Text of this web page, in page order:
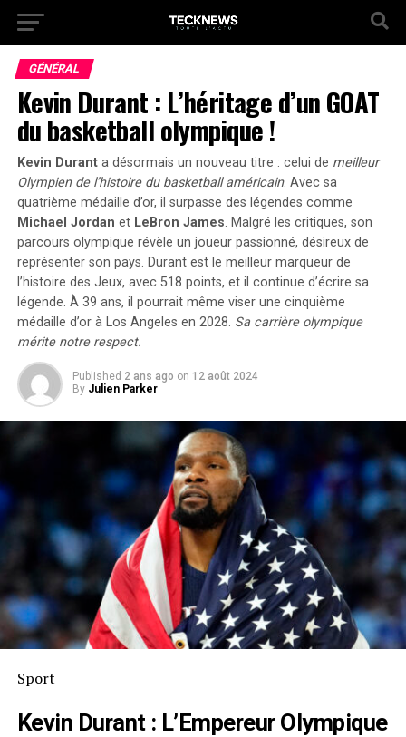
GÉNÉRAL
Kevin Durant : L’héritage d’un GOAT
du basketball olympique !
Kevin Duranta désormais un nouveau titre : celui de meilleur
Olympien de l’histoire du basketball américain. Avec sa
quatrième médaille d’or, il surpasse des légendes comme
Michael Jordan et LeBron James. Malgré les critiques, son
parcours olympique révèle un joueur passionné, désireux de
représenter son pays. Durant est le meilleur marqueurde
l’histoire des Jeux, avec 518 points, et il continue d’écrire sa
légende. À 39 ans, il pourrait même viser une cinquième
médaille d’or à Los Angeles en 2028. Sa carrière olympique
mérite notre respect.
Published 2 ans ago on 12 août 2024
By Julien Parker
Sport
Kevin Durant: L’Empereur Olympique